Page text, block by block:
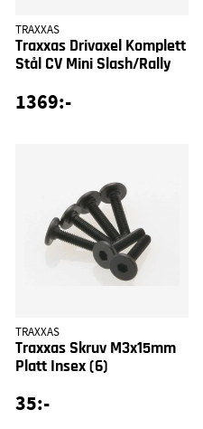
TRAXXAS
Traxxas Drivaxel Komplett
Stål CV Mini Slash/Rally
1369:-
TRAXXAS
Traxxas Skruv M3x15mm
Platt Insex (6)
35:-